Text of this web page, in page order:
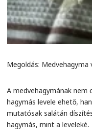
Megoldás: Medvehagyma
A medvehagymának nem
hagymás levele ehető,
mutatósak salátán
hagymás, mint a leveleké.